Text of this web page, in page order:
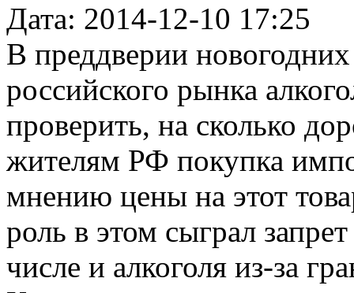
Дата: 2014-12-10 17:25
В преддверии
российского рынка
проверить, на сколько
жителям РФ покупка
мнению цены на этот
роль в этом сыграл
числе и алкоголя из-за